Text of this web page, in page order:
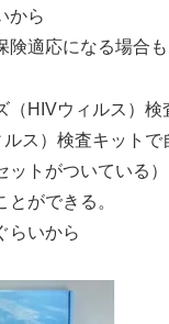
から
適応になる場合も
（HIVウィルス）検
ス）検査キットで
ットがついている
ができる。
らいから